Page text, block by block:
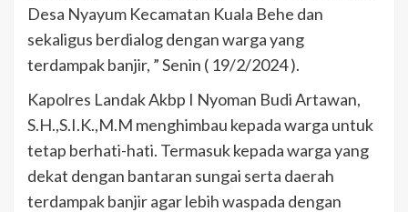
Desa Nyayum Kecamatan Kuala Behe dan
sekaligus berdialog dengan warga yang
terdampak banjir, ” Senin ( 19/2/2024 ).
Kapolres Landak Akbp I Nyoman Budi Artawan,
S.H.,S.I.K.,M.M menghimbau kepada warga untuk
tetap berhati-hati. Termasuk kepada warga yang
dekat dengan bantaran sungai serta daerah
terdampak banjir agar lebih waspada dengan